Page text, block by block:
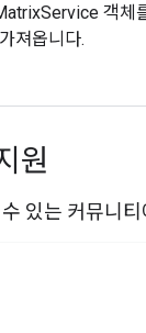
객체
져옵니다.
원
있는 커뮤니